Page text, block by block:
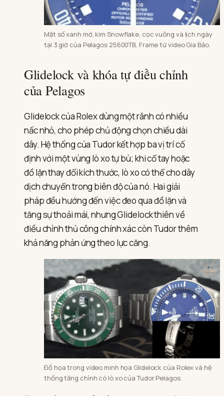
Mặt số xanh mờ, kim Snowflake, cọc vuông và lịch ngày
tại 3 giờ của Pelagos 25600TB. Frame từ video Gia Bảo.
Glidelock và khóa tự điều chỉnh
của Pelagos
Glidelock của Rolex dùng một rãnh có nhiều
nấc nhỏ, cho phép chủ động chọn chiều dài
dây. Hệ thống của Tudor kết hợp ba vị trí cố
định với một vùng lò xo tự bù; khi cổ tay hoặc
đồ lặn thay đổi kích thước, lò xo có thể cho dây
dịch chuyển trong biên độ của nó. Hai giải
pháp đều hướng đến việc đeo qua đồ lặn và
tăng sự thoải mái, nhưng Glidelock thiên về
điều chỉnh thủ công chính xác còn Tudor thêm
khả năng phản ứng theo lực căng.
Đồ họa trong video minh họa Glidelock của Rolex và hệ
thống tăng chỉnh có lò xo của Tudor Pelagos.